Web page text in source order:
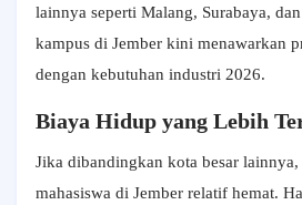
lainnya seperti Malang, Surabaya,
kampus di Jember kini menawarkan
dengan kebutuhan industri 2026.
Biaya Hidup yang Lebih
Jika dibandingkan kota besar
mahasiswa di Jember relatif hemat.